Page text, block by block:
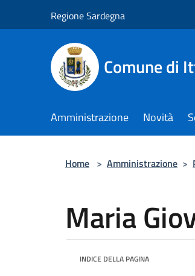
Regione Sardegna
Comune di
Amministrazione Novità
Home > Amministrazione >
Maria
INDICE DELLA PAGINA